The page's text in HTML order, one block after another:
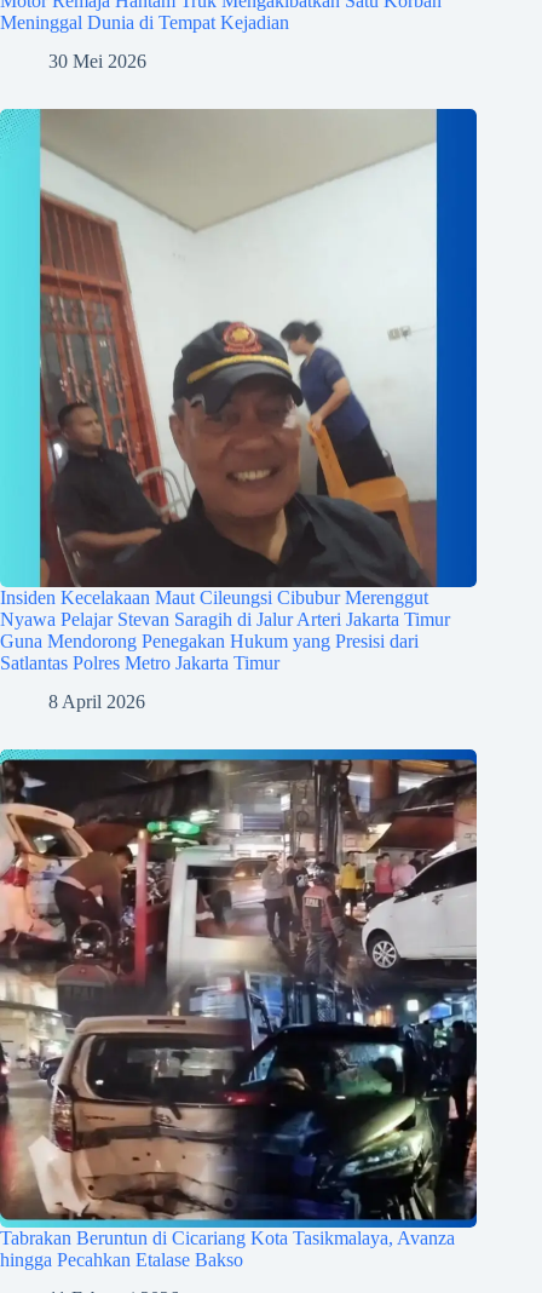
Meninggal Dunia di Tempat Kejadian
30 Mei 2026
Insiden Kecelakaan Maut Cileungsi Cibubur Merenggut
Nyawa Pelajar Stevan Saragih di Jalur Arteri Jakarta Timur
Guna Mendorong Penegakan Hukum yang Presisi dari
Satlantas Polres Metro Jakarta Timur
8 April 2026
Tabrakan Beruntun di Cicariang Kota Tasikmalaya, Avanza
hingga Pecahkan Etalase Bakso